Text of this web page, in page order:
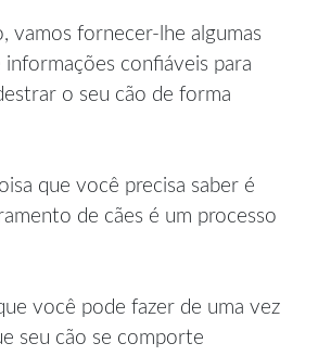
vamos fornecer-lhe algumas
informações confiáveis para
o seu cão de forma
que você precisa saber é
de cães é um processo
você pode fazer de uma vez
seu cão se comporte